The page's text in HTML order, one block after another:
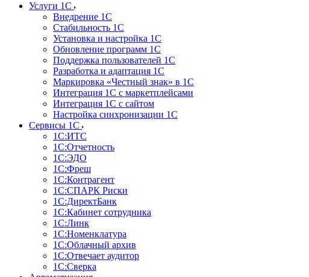
Услуги 1С
Внедрение 1С
Стабильность 1С
Установка и настройка 1С
Обновление программ 1С
Поддержка пользователей 1С
Разработка и адаптация 1С
Маркировка «Честный знак» в 1С
Интеграция 1С с маркетплейсами
Интеграция 1С с сайтом
Настройка синхронизации 1С
Сервисы 1С
1С:ИТС
1С:Отчетность
1С:ЭДО
1С:Фреш
1С:Контрагент
1С:CПАРК Риски
1С:ДиректБанк
1С:Кабинет сотрудника
1С:Линк
1С:Номенклатура
1С:Облачный архив
1С:Отвечает аудитор
1С:Сверка